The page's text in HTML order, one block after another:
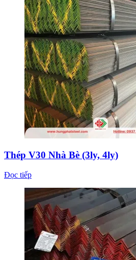
Thép V30 Nhà Bè (3ly, 4ly)
Đọc tiếp